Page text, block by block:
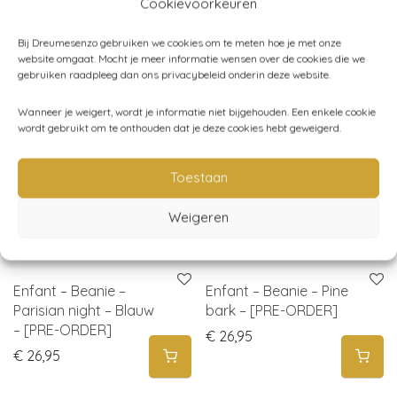
Bij Dreumesenzo gebruiken we cookies om te meten hoe je met onze
website omgaat. Mocht je meer informatie wensen over de cookies die we
gebruiken raadpleeg dan ons privacybeleid onderin deze website.
Wanneer je weigert, wordt je informatie niet bijgehouden. Een enkele cookie
wordt gebruikt om te onthouden dat je deze cookies hebt geweigerd.
Toestaan
Weigeren
€26,95
ORDER]
€26,95
Enfant – Beanie –
Parisian night – Blauw
– [PRE-ORDER]
€ 26,95
Enfant – Beanie – Pine
bark – [PRE-ORDER]
€ 26,95